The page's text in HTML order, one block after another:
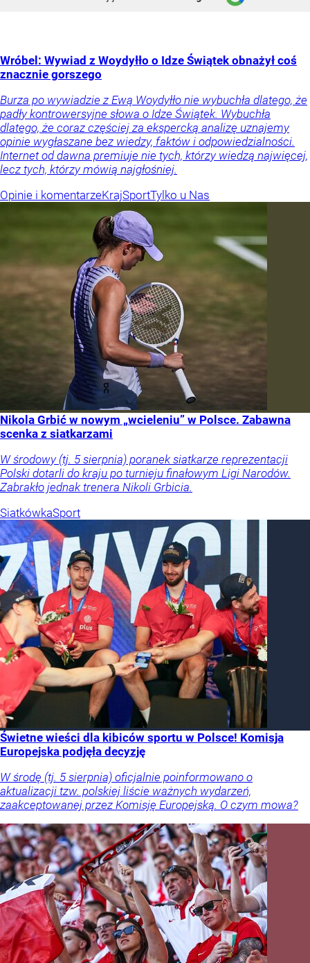
Wróbel: Wywiad z Woydyłło o Idze Świątek obnażył coś
znacznie gorszego
Burza po wywiadzie z Ewą Woydyłło nie wybuchła dlatego, że
padły kontrowersyjne słowa o Idze Świątek. Wybuchła
dlatego, że coraz częściej za ekspercką analizę uznajemy
opinie wygłaszane bez wiedzy, faktów i odpowiedzialności.
Internet od dawna premiuje nie tych, którzy wiedzą najwięcej,
lecz tych, którzy mówią najgłośniej.
Opinie i komentarzeKrajSportTylko u Nas
Nikola Grbić w nowym „wcieleniu” w Polsce. Zabawna
scenka z siatkarzami
W środowy (tj. 5 sierpnia) poranek siatkarze reprezentacji
Polski dotarli do kraju po turnieju finałowym Ligi Narodów.
Zabrakło jednak trenera Nikoli Grbicia.
SiatkówkaSport
Świetne wieści dla kibiców sportu w Polsce! Komisja
Europejska podjęła decyzję
W środę (tj. 5 sierpnia) oficjalnie poinformowano o
aktualizacji tzw. polskiej liście ważnych wydarzeń,
zaakceptowanej przez Komisję Europejską. O czym mowa?